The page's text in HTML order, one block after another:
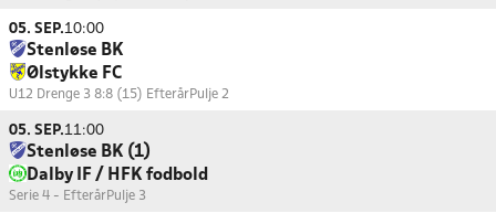
05. SEP.10:00
Stenløse BK
Ølstykke FC
U12 Drenge 3 8:8 (15) EfterårPulje 2
05. SEP.11:00
Stenløse BK (1)
Dalby IF / HFK fodbold
Serie 4 - EfterårPulje 3